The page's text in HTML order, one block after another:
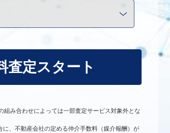
査定スタート
組み合わせによっては一部査定サービス対象外とな
、不動産会社の定める仲介手数料（媒介報酬）が